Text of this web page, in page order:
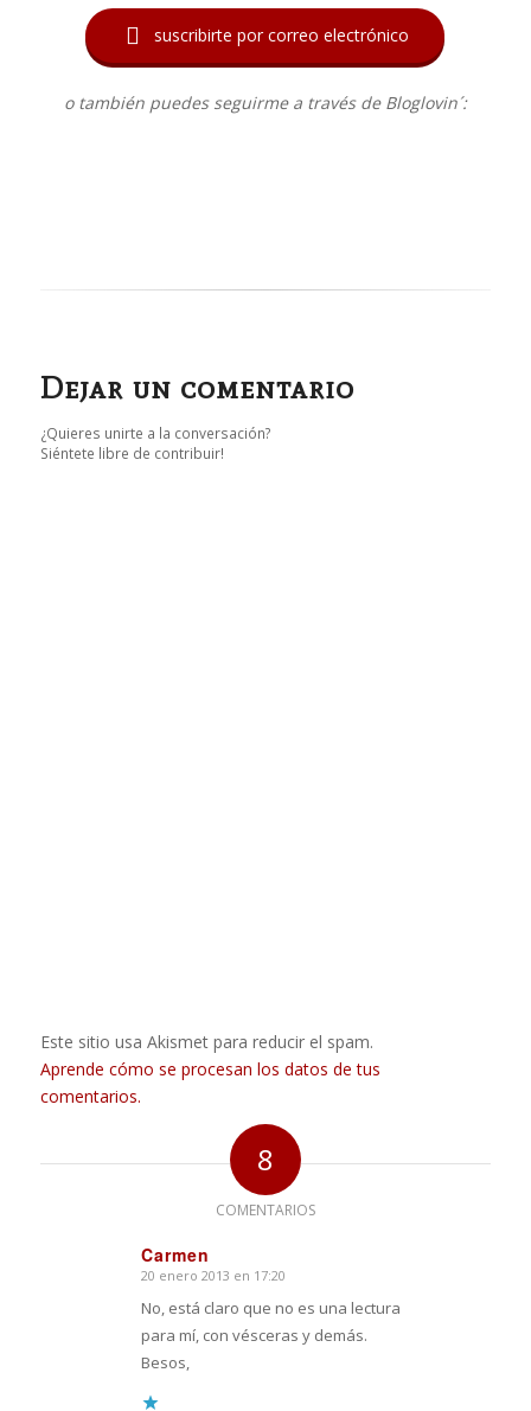
 suscribirte por correo electrónico
o también puedes seguirme a través de Bloglovin´:
Dejar un comentario
¿Quieres unirte a la conversación?
Siéntete libre de contribuir!
Este sitio usa Akismet para reducir el spam.
Aprende cómo se procesan los datos de tus
comentarios.
8
COMENTARIOS
Carmen
Dice:
20 enero 2013 en 17:20
No, está claro que no es una lectura
para mí, con vésceras y demás.
Besos,